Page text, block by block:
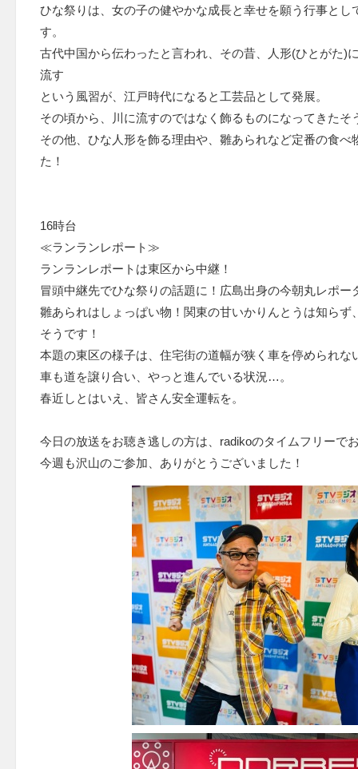
ひな祭りは、女の子の健やかな成長と幸せを願う行事とし
す。
古代中国から伝わったと言われ、その昔、人形(ひとがた)
流す
という風習が、江戸時代になると工芸品として発展。
その頃から、川に流すのではなく飾るものになってきたそ
その他、ひな人形を飾る理由や、雛あられなど定番の食べ
た！
16時台
≪ランランレポート≫
ランランレポートは東区から中継！
冒頭中継先でひな祭りの話題に！広島出身の今朝丸レポー
雛あられはしょっぱい物！関東の甘いかりんとうは知ら
そうです！
本題の東区の様子は、住宅街の道幅が狭く車を停められな
車も道を譲り合い、やっと進んでいる状況…。
春近しとはいえ、皆さん安全運転を。
今日の放送をお聴き逃しの方は、radikoのタイムフリーで
今週も沢山のご参加、ありがとうございました！